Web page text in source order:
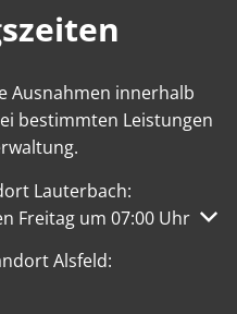
Ausnahmen innerhalb
bestimmten Leistungen
Lauterbach:
oder Schließzeiten
Freitag um 07:00 Uhr
Alsfeld: